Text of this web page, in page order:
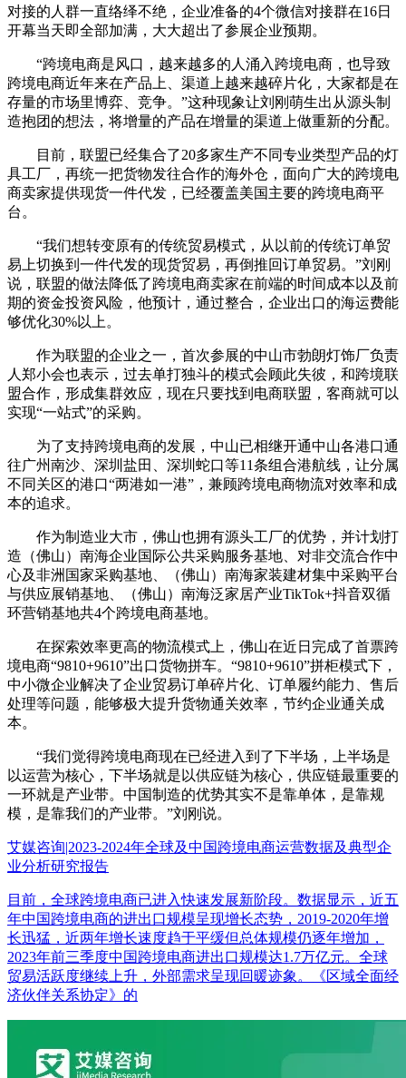
对接的人群一直络绎不绝，企业准备的4个微信对接群在16日
开幕当天即全部加满，大大超出了参展企业预期。
“跨境电商是风口，越来越多的人涌入跨境电商，也导致
跨境电商近年来在产品上、渠道上越来越碎片化，大家都是在
存量的市场里博弈、竞争。”这种现象让刘刚萌生出从源头制
造抱团的想法，将增量的产品在增量的渠道上做重新的分配。
目前，联盟已经集合了20多家生产不同专业类型产品的灯
具工厂，再统一把货物发往合作的海外仓，面向广大的跨境电
商卖家提供现货一件代发，已经覆盖美国主要的跨境电商平
台。
“我们想转变原有的传统贸易模式，从以前的传统订单贸
易上切换到一件代发的现货贸易，再倒推回订单贸易。”刘刚
说，联盟的做法降低了跨境电商卖家在前端的时间成本以及前
期的资金投资风险，他预计，通过整合，企业出口的海运费能
够优化30%以上。
作为联盟的企业之一，首次参展的中山市勃朗灯饰厂负责
人郑小会也表示，过去单打独斗的模式会顾此失彼，和跨境联
盟合作，形成集群效应，现在只要找到电商联盟，客商就可以
实现“一站式”的采购。
为了支持跨境电商的发展，中山已相继开通中山各港口通
往广州南沙、深圳盐田、深圳蛇口等11条组合港航线，让分属
不同关区的港口“两港如一港”，兼顾跨境电商物流对效率和成
本的追求。
作为制造业大市，佛山也拥有源头工厂的优势，并计划打
造（佛山）南海企业国际公共采购服务基地、对非交流合作中
心及非洲国家采购基地、（佛山）南海家装建材集中采购平台
与供应展销基地、（佛山）南海泛家居产业TikTok+抖音双循
环营销基地共4个跨境电商基地。
在探索效率更高的物流模式上，佛山在近日完成了首票跨
境电商“9810+9610”出口货物拼车。“9810+9610”拼柜模式下，
中小微企业解决了企业贸易订单碎片化、订单履约能力、售后
处理等问题，能够极大提升货物通关效率，节约企业通关成
本。
“我们觉得跨境电商现在已经进入到了下半场，上半场是
以运营为核心，下半场就是以供应链为核心，供应链最重要的
一环就是产业带。中国制造的优势其实不是靠单体，是靠规
模，是靠我们的产业带。”刘刚说。
艾媒咨询|2023-2024年全球及中国跨境电商运营数据及典型企
业分析研究报告
目前，全球跨境电商已进入快速发展新阶段。数据显示，近五
年中国跨境电商的进出口规模呈现增长态势，2019-2020年增
长迅猛，近两年增长速度趋于平缓但总体规模仍逐年增加，
2023年前三季度中国跨境电商进出口规模达1.7万亿元。全球
贸易活跃度继续上升，外部需求呈现回暖迹象。《区域全面经
济伙伴关系协定》的